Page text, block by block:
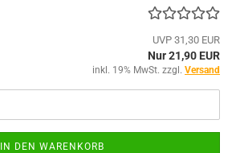
UVP 31,30 EUR
Nur 21,90 EUR
inkl. 19% MwSt. zzgl. Versand
IN DEN WARENKORB